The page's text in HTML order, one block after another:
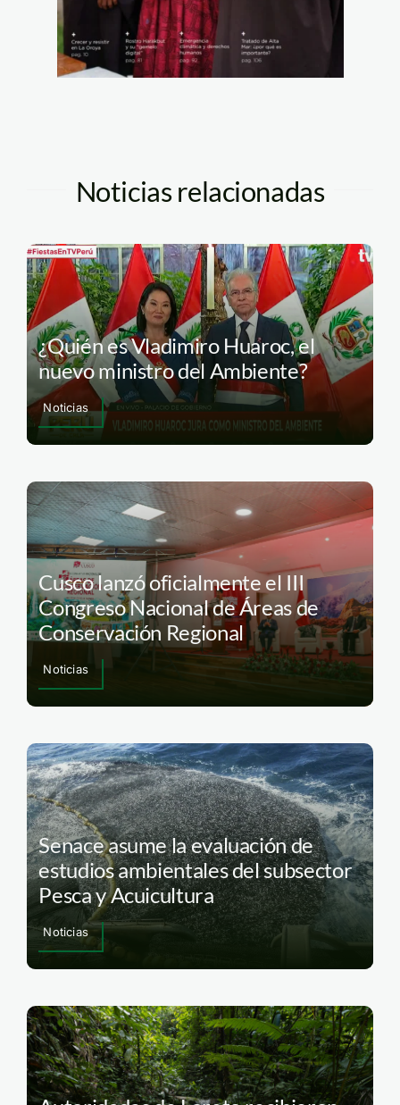
Noticias relacionadas
¿Quién es Vladimiro Huaroc, el
nuevo ministro del Ambiente?
Noticias
Cusco lanzó oficialmente el III
Congreso Nacional de Áreas de
Conservación Regional
Noticias
Senace asume la evaluación de
estudios ambientales del subsector
Pesca y Acuicultura
Noticias